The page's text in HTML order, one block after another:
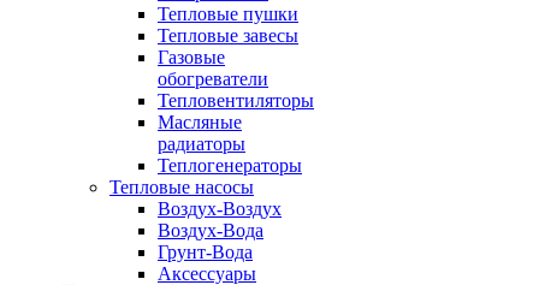
Тепловые пушки
Тепловые завесы
Газовые
обогреватели
Тепловентиляторы
Масляные
радиаторы
Теплогенераторы
Тепловые насосы
Воздух-Воздух
Воздух-Вода
Грунт-Вода
Аксессуары